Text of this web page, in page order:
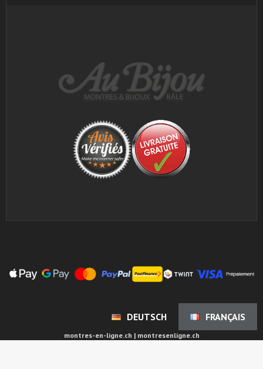
DEUTSCH FRANÇAIS
montres-en-ligne.ch | montresenligne.ch